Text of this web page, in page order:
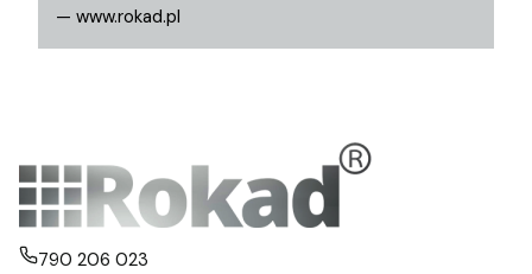
— www.rokad.pl
790 206 023